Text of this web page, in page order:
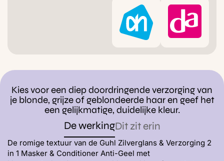
Kies voor een diep doordringende verzorging van
je blonde, grijze of geblondeerde haar en geef het
een gelijkmatige, duidelijke kleur.
De werkingDit zit erin
De romige textuur van de Guhl Zilverglans & Verzorging 2
in 1 Masker & Conditioner Anti-Geel met